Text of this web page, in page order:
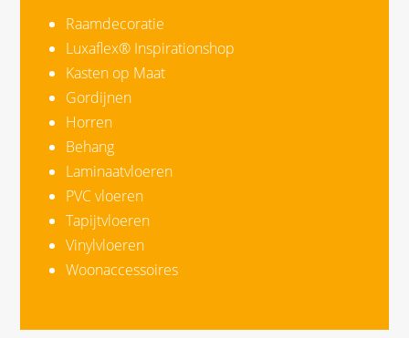
Raamdecoratie
Luxaflex® Inspirationshop
Kasten op Maat
Gordijnen
Horren
Behang
Laminaatvloeren
PVC vloeren
Tapijtvloeren
Vinylvloeren
Woonaccessoires